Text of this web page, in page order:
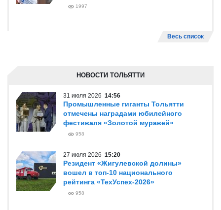
1997
Весь список
НОВОСТИ ТОЛЬЯТТИ
31 июля 2026 14:56
Промышленные гиганты Тольятти
отмечены наградами юбилейного
фестиваля «Золотой муравей»
958
27 июля 2026 15:20
Резидент «Жигулевской долины»
вошел в топ-10 национального
рейтинга «ТехУспех-2026»
958